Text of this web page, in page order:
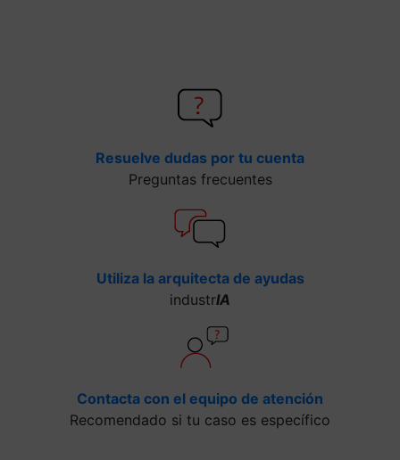
Resuelve dudas por tu cuenta
Preguntas frecuentes
Utiliza la arquitecta de ayudas
industrIA
Contacta con el equipo de atención
Recomendado si tu caso es específico